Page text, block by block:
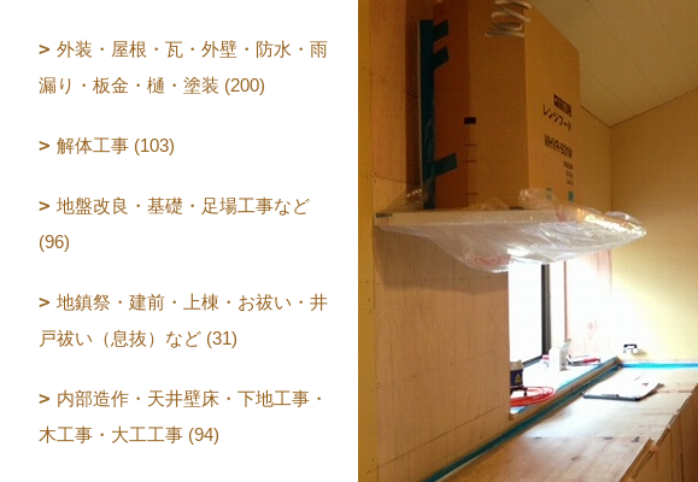
外装・屋根・瓦・外壁・防水・雨
漏り・板金・樋・塗装 (200)
解体工事 (103)
地盤改良・基礎・足場工事など
(96)
地鎮祭・建前・上棟・お祓い・井
戸祓い（息抜）など (31)
内部造作・天井壁床・下地工事・
木工事・大工工事 (94)